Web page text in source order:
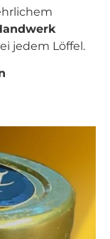
jedem Löffel.